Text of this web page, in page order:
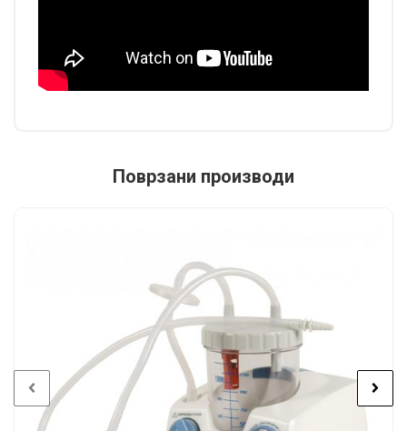
Поврзани производи